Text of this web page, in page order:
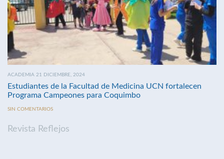
ACADEMIA 21 DICIEMBRE, 2024
Estudiantes de la Facultad de Medicina UCN fortalecen
Programa Campeones para Coquimbo
SIN COMENTARIOS
Revista Reflejos